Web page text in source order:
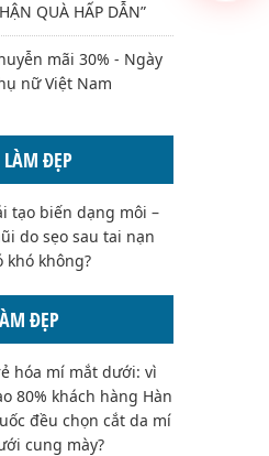
QUÀ HẤP DẪN”
mãi 30% - Ngày
nữ Việt Nam
LÀM ĐẸP
tạo biến dạng môi –
do sẹo sau tai nạn
khó không?
ĐẸP
hóa mí mắt dưới: vì
80% khách hàng Hàn
đều chọn cắt da mí
cung mày?